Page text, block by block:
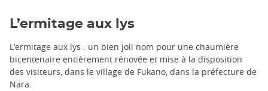
L’ermitage aux lys
L’ermitage aux lys : un bien joli nom pour une chaumière
bicentenaire entièrement rénovée et mise à la disposition
des visiteurs, dans le village de Fukano, dans la préfecture de
Nara.